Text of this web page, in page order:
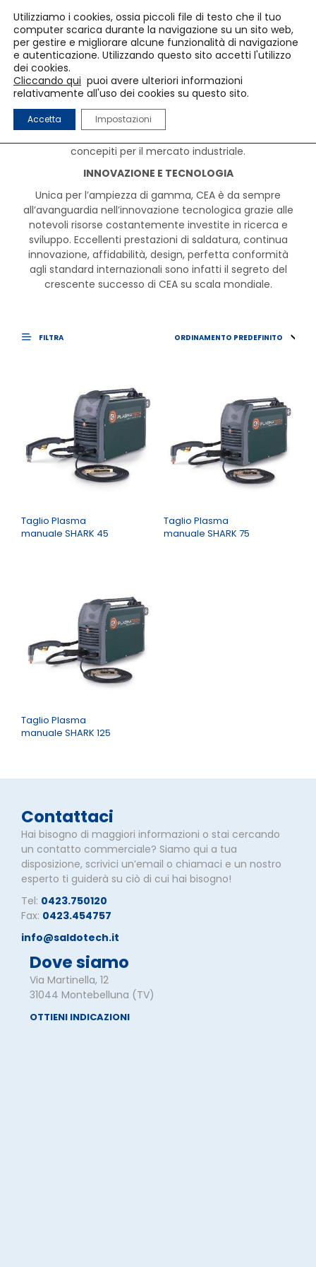
CEA
CEA Spa è una tra le aziende leader al mondo per la
progettazione e costruzione di impianti di saldatura ad
concepiti per il mercato industriale.
INNOVAZIONE E TECNOLOGIA
Unica per l’ampiezza di gamma, CEA è da sempre
all’avanguardia nell’innovazione tecnologica grazie alle
notevoli risorse costantemente investite in ricerca e
sviluppo. Eccellenti prestazioni di saldatura, continua
innovazione, affidabilità, design, perfetta conformità
agli standard internazionali sono infatti il segreto del
crescente successo di CEA su scala mondiale.
FILTRA
Taglio Plasma
manuale SHARK 45
Taglio Plasma
manuale SHARK 75
Taglio Plasma
manuale SHARK 125
Contattaci
Hai bisogno di maggiori informazioni o stai cercando
un contatto commerciale? Siamo qui a tua
disposizione, scrivici un’email o chiamaci e un nostro
esperto ti guiderà su ciò di cui hai bisogno!
Tel: 0423.750120
Fax: 0423.454757
info@saldotech.it
Dove siamo
Via Martinella, 12
31044 Montebelluna (TV)
OTTIENI INDICAZIONI
Utilizziamo i cookies, ossia piccoli file di testo che il tuo
computer scarica durante la navigazione su un sito web,
per gestire e migliorare alcune funzionalità di navigazione
e autenticazione. Utilizzando questo sito accetti l'utilizzo
dei cookies.
Cliccando qui puoi avere ulteriori informazioni
relativamente all'uso dei cookies su questo sito.
Accetta Impostazioni